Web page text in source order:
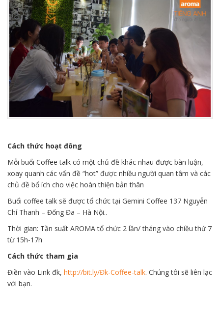
Cách thức hoạt đông
Mỗi buổi Coffee talk có một chủ đề khác nhau được bàn luận,
xoay quanh các vấn đề “hot” được nhiều người quan tâm và các
chủ đề bổ ích cho việc hoàn thiện bản thân
Buổi coffee talk sẽ được tổ chức tại Gemini Coffee 137 Nguyễn
Chí Thanh – Đống Đa – Hà Nội..
Thời gian: Tần suất AROMA tổ chức 2 lần/ tháng vào chiều thứ 7
từ 15h-17h
Cách thức tham gia
Điền vào Link đk, http://bit.ly/Đk-Coffee-talk. Chúng tôi sẽ liên lạc
với bạn.